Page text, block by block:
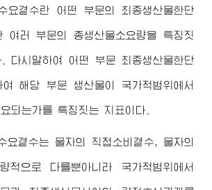
요곁수란 어떤 부문의 최종생산물한단
여러 부문의 총생산물소요량을 특징짓
다시말하여 어떤 부문 최종생산물한단
해당 부문 생산물이 국가적범위에서
되는가를 특징짓는 지표이다.
요곁수는 물자의 직접소비곁수, 물자의
적으로 다를뿐아니라 국가적범위에서